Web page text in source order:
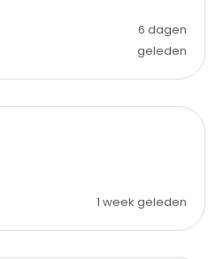
6 dagen
geleden
1 week geleden